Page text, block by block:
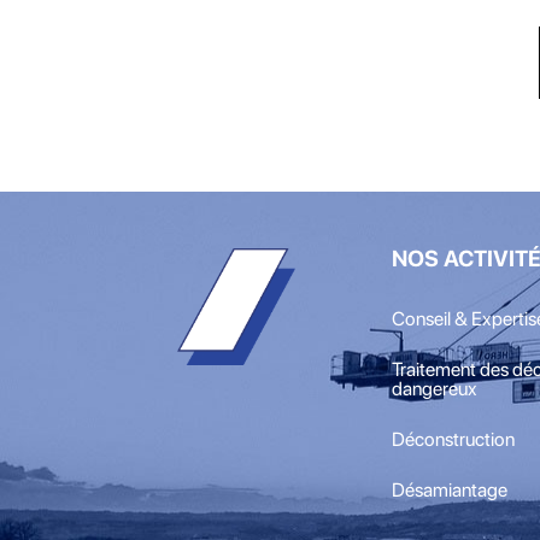
NOS
Conseil &
Traitement des
dangereux
Déconstruction
Désamiantage